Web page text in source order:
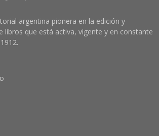
argentina pionera en la edición y
libros que está activa, vigente y en constante